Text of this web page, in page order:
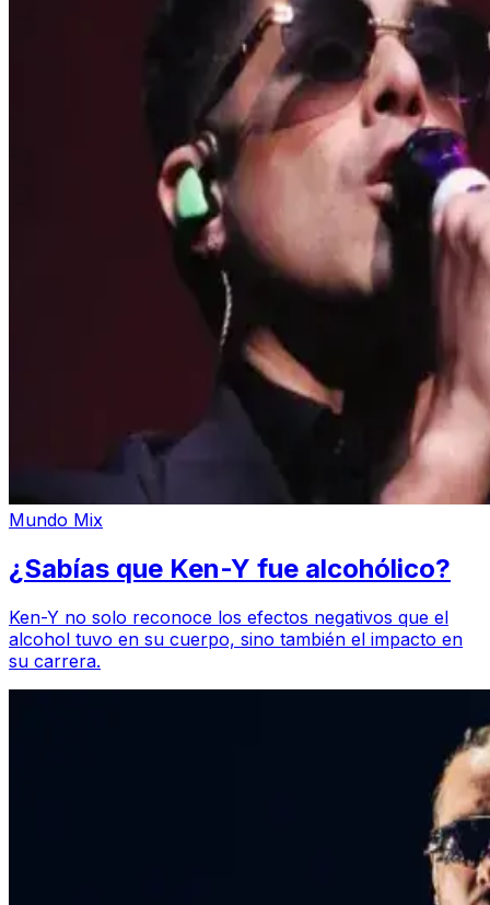
Mundo Mix
¿Sabías que Ken-Y fue alcohólico?
Ken-Y no solo reconoce los efectos negativos que el
alcohol tuvo en su cuerpo, sino también el impacto en
su carrera.